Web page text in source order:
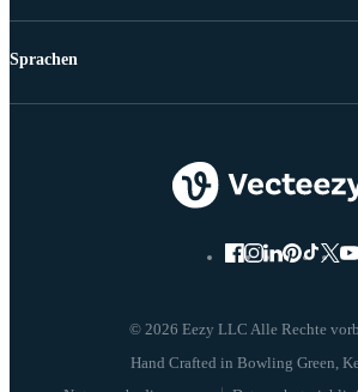
© 2026 Eezy LLC Alle Rechte
Sprachen